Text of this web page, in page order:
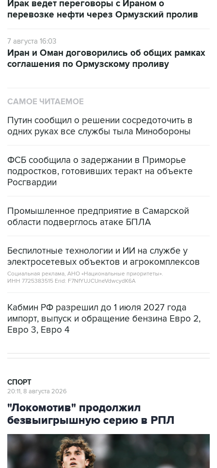
Ирак ведет переговоры с Ираном о
перевозке нефти через Ормузский пролив
7 августа 16:03
Иран и Оман договорились об общих рамках
соглашения по Ормузскому проливу
САМОЕ ЧИТАЕМОЕ
Путин сообщил о решении сосредоточить в
одних руках все службы тыла Минобороны
ФСБ сообщила о задержании в Приморье
подростков, готовивших теракт на объекте
Росгвардии
Промышленное предприятие в Самарской
области подверглось атаке БПЛА
Беспилотные технологии и ИИ на службе у
электросетевых объектов и агрокомплексов
Социальная реклама, АНО «Национальные приоритеты».
ИНН 7725383515 Erid: F7NfYUJCUneVdwcydK6A
Кабмин РФ разрешил до 1 июля 2027 года
импорт, выпуск и обращение бензина Евро 2,
Евро 3, Евро 4
СПОРТ
20:11, 8 августа 2026
"Локомотив" продолжил
безвыигрышную серию в РПЛ